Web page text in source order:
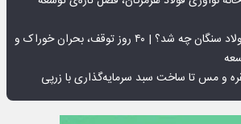
افق ۱۵ میلیون تنی فولاد سنگان چه شد؟ | ۴۰ روز توقف، بحران خوراک و
و مس تا ساخت سبد سرمایه‌گذاری با زرپی